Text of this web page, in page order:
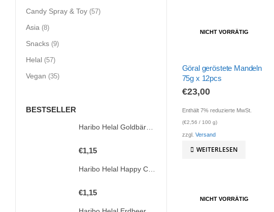
NICHT VORRÄTIG
Göral geröstete Mandeln
75g x 12pcs
€23,00
Enthält 7% reduzierte MwSt.
(€2,56 / 100 g)
zzgl. Versand
WEITERLESEN
NICHT VORRÄTIG
Candy Spray & Toy (57)
Asia (8)
Snacks (9)
Helal (57)
Vegan (35)
BESTSELLER
Haribo Helal Goldbären 100g
0out of 5
€1,15
Haribo Helal Happy Cherries 100g
0out of 5
€1,15